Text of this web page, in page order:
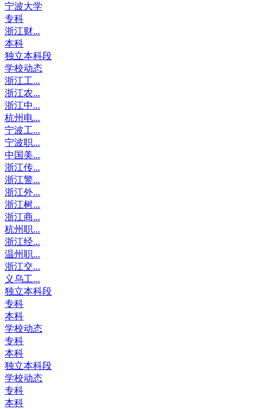
宁波大学
专科
浙江财...
本科
独立本科段
学校动态
浙江工...
浙江农...
浙江中...
杭州电...
宁波工...
宁波职...
中国美...
浙江传...
浙江警...
浙江外...
浙江树...
浙江商...
杭州职...
浙江经...
温州职...
浙江交...
义乌工...
独立本科段
专科
本科
学校动态
专科
本科
独立本科段
学校动态
专科
本科